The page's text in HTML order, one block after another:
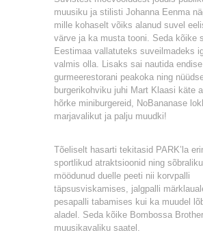
muusiku ja stilisti Johanna Eenma
mille kohaselt võiks alanud suvel
värve ja ka musta tooni. Seda kõike
Eestimaa vallatuteks suveilmadeks
valmis olla. Lisaks sai nautida endise
gurmeerestorani peakoka ning
burgerikohviku juhi Mart Klaasi käte
hõrke miniburgereid, NoBananase
marjavalikut ja palju muudki!
Tõeliselt hasarti tekitasid PARK’la
sportlikud atraktsioonid ning
möödunud duelle peeti nii korvpalli
täpsusviskamises, jalgpalli
pesapalli tabamises kui ka muudel
aladel. Seda kõike Bombossa
muusikavaliku saatel.